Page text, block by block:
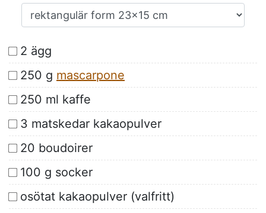
2 ägg
250 g mascarpone
250 ml kaffe
3 matskedar kakaopulver
20 boudoirer
100 g socker
osötat kakaopulver (valfritt)